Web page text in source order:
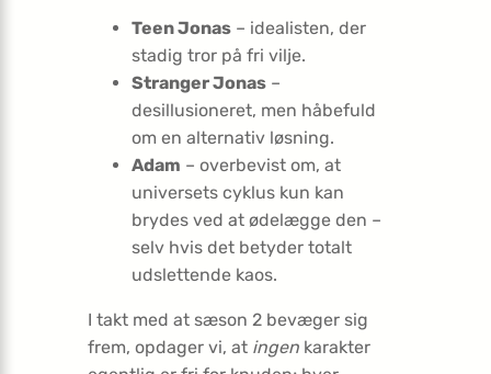
Teen Jonas – idealisten, der
stadig tror på fri vilje.
Stranger Jonas –
desillusioneret, men håbefuld
om en alternativ løsning.
Adam – overbevist om, at
universets cyklus kun kan
brydes ved at ødelægge den –
selv hvis det betyder totalt
udslettende kaos.
I takt med at sæson 2 bevæger sig
frem, opdager vi, at ingen karakter